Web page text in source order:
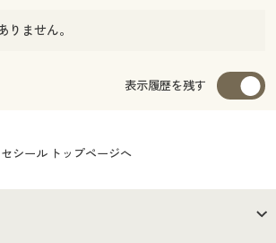
りません。
表示履歴を残す
セシール トップページへ